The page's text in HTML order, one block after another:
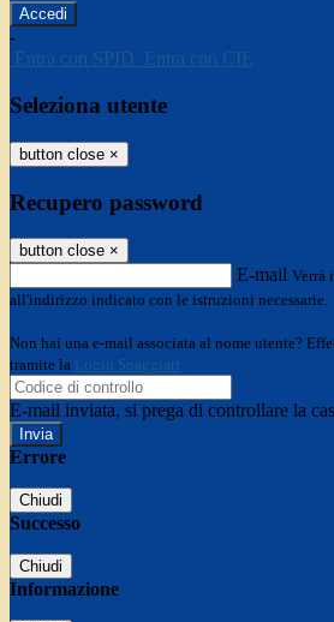
-
Entra con SPID
Entra con CIE
Seleziona utente
button close ×
Recupero password
button close ×
E-mail Verrà
all'indirizzo indicato con le istruzioni necessarie.
Non hai una e-mail associata al nome utente?
tramite la Login Spaggiari
E-mail inviata, si prega di controllare la
Errore
Chiudi
Successo
Chiudi
Informazione